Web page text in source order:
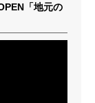
「地元の